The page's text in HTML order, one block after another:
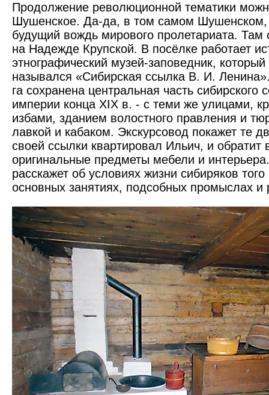
Продолжение революционной тематики
Шушенское. Да-да, в том самом Шушенском,
будущий вождь мирового пролетариата. Там
на Надежде Крупской. В посёлке работает
этнографический музей-заповедник,
назывался «Сибирская ссылка В. И.
га сохранена центральная часть сибирского
империи конца XIX в. - с теми же улицами,
избами, зданием волостного правления и
лавкой и кабаком. Экскурсовод покажет те
своей ссылки квартировал Ильич, и обратит
оригинальные предметы мебели и
расскажет об условиях жизни сибиряков
основных занятиях, подсобных промыслах и